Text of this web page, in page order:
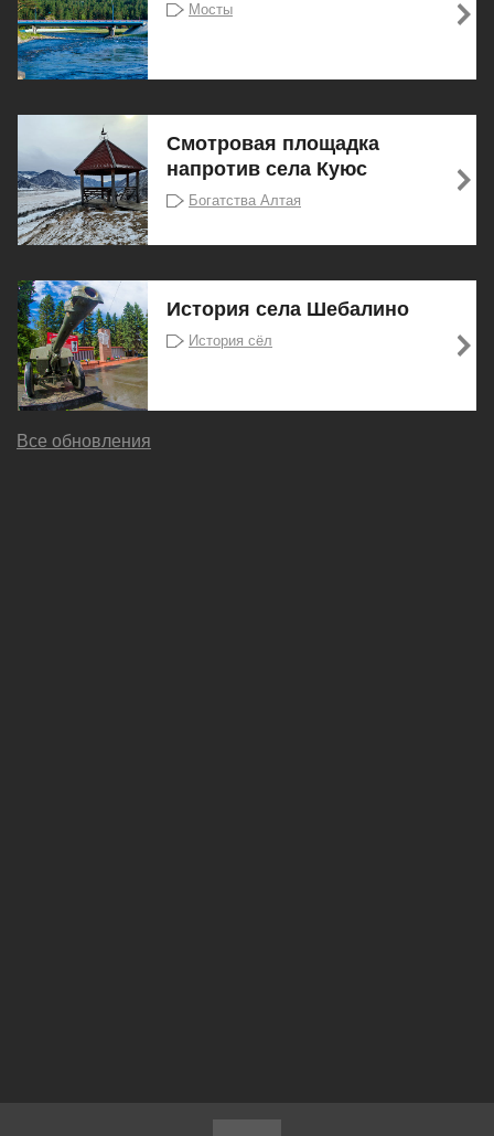
Мосты
Смотровая площадка
напротив села Куюс
Богатства Алтая
История села Шебалино
История сёл
Все обновления